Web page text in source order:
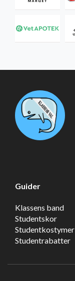
Guider
Klassens band
Studentskor
Studentkostymer
Studentrabatter